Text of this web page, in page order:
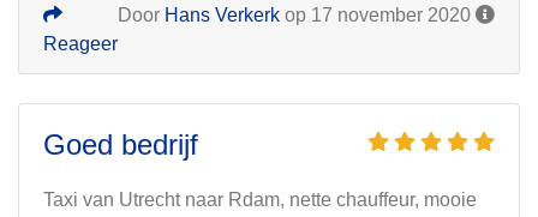
Door Hans Verkerk op 17 november 2020
Reageer
Goed bedrijf
Taxi van Utrecht naar Rdam, nette chauffeur, mooie